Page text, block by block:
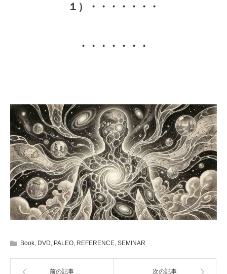
１）・・・・・・・
・・・・・・・
Book, DVD, PALEO, REFERENCE, SEMINAR
前の記事 次の記事